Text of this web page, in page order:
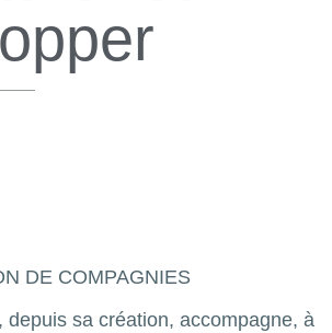
DE COMPAGNIES
depuis sa création, accompagne, à